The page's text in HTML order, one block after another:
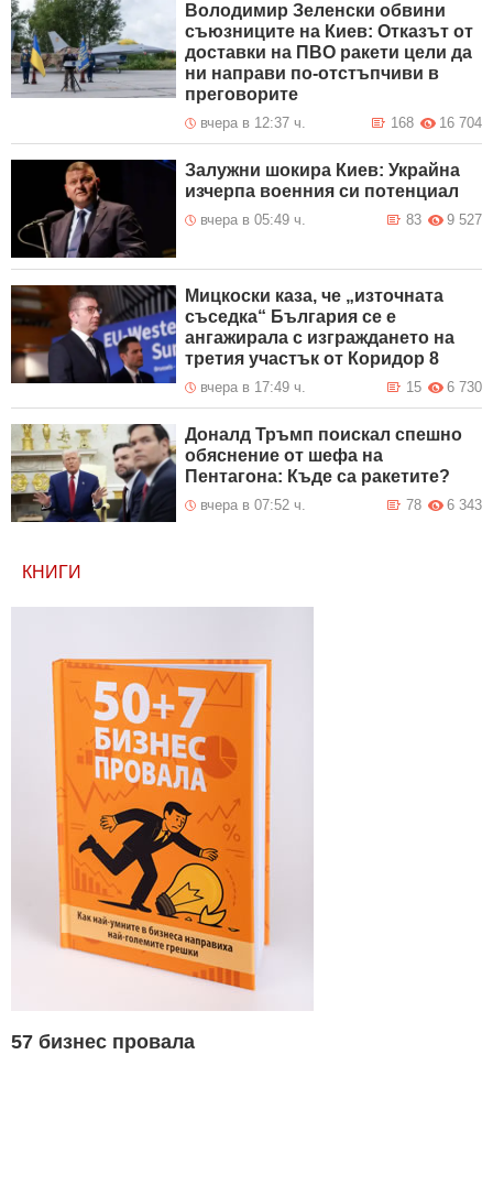
Володимир Зеленски обвини
съюзниците на Киев: Отказът от
доставки на ПВО ракети цели да
ни направи по-отстъпчиви в
преговорите
вчера в 12:37 ч. 16 704
168
Залужни шокира Киев: Украйна
изчерпа военния си потенциал
вчера в 05:49 ч. 9 527
83
Мицкоски каза, че „източната
съседка“ България се е
ангажирала с изграждането на
третия участък от Коридор 8
вчера в 17:49 ч. 6 730
15
Доналд Тръмп поискал спешно
обяснение от шефа на
Пентагона: Къде са ракетите?
вчера в 07:52 ч. 6 343
78
КНИГИ
57 бизнес провала